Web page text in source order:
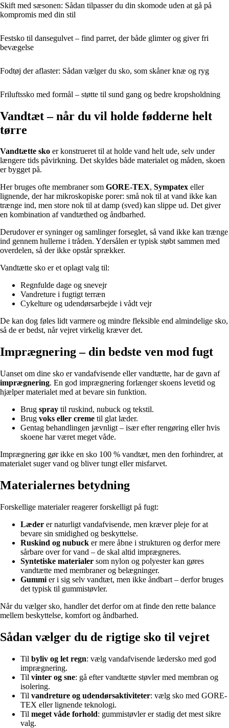
Skift med sæsonen: Sådan tilpasser du din skomode uden at gå på
kompromis med din stil
Festsko til dansegulvet – find parret, der både glimter og giver fri
bevægelse
Fodtøj der aflaster: Sådan vælger du sko, som skåner knæ og ryg
Friluftssko med formål – støtte til sund gang og bedre kropsholdning
Vandtæt – når du vil holde fødderne helt
tørre
Vandtætte sko er konstrueret til at holde vand helt ude, selv under
længere tids påvirkning. Det skyldes både materialet og måden, skoen
er bygget på.
Her bruges ofte membraner som GORE-TEX, Sympatex eller
lignende, der har mikroskopiske porer: små nok til at vand ikke kan
trænge ind, men store nok til at damp (sved) kan slippe ud. Det giver
en kombination af vandtæthed og åndbarhed.
Derudover er syninger og samlinger forseglet, så vand ikke kan trænge
ind gennem hullerne i tråden. Ydersålen er typisk støbt sammen med
overdelen, så der ikke opstår sprækker.
Vandtætte sko er et oplagt valg til:
Regnfulde dage og snevejr
Vandreture i fugtigt terræn
Cykelture og udendørsarbejde i vådt vejr
De kan dog føles lidt varmere og mindre fleksible end almindelige sko,
så de er bedst, når vejret virkelig kræver det.
Imprægnering – din bedste ven mod fugt
Uanset om dine sko er vandafvisende eller vandtætte, har de gavn af
imprægnering. En god imprægnering forlænger skoens levetid og
hjælper materialet med at bevare sin funktion.
Brug spray til ruskind, nubuck og tekstil.
Brug voks eller creme til glat læder.
Gentag behandlingen jævnligt – især efter rengøring eller hvis
skoene har været meget våde.
Imprægnering gør ikke en sko 100 % vandtæt, men den forhindrer, at
materialet suger vand og bliver tungt eller misfarvet.
Materialernes betydning
Forskellige materialer reagerer forskelligt på fugt:
Læder er naturligt vandafvisende, men kræver pleje for at
bevare sin smidighed og beskyttelse.
Ruskind og nubuck er mere åbne i strukturen og derfor mere
sårbare over for vand – de skal altid imprægneres.
Syntetiske materialer som nylon og polyester kan gøres
vandtætte med membraner og belægninger.
Gummi er i sig selv vandtæt, men ikke åndbart – derfor bruges
det typisk til gummistøvler.
Når du vælger sko, handler det derfor om at finde den rette balance
mellem beskyttelse, komfort og åndbarhed.
Sådan vælger du de rigtige sko til vejret
Til byliv og let regn: vælg vandafvisende lædersko med god
imprægnering.
Til vinter og sne: gå efter vandtætte støvler med membran og
isolering.
Til vandreture og udendørsaktiviteter: vælg sko med GORE-
TEX eller lignende teknologi.
Til meget våde forhold: gummistøvler er stadig det mest sikre
valg.